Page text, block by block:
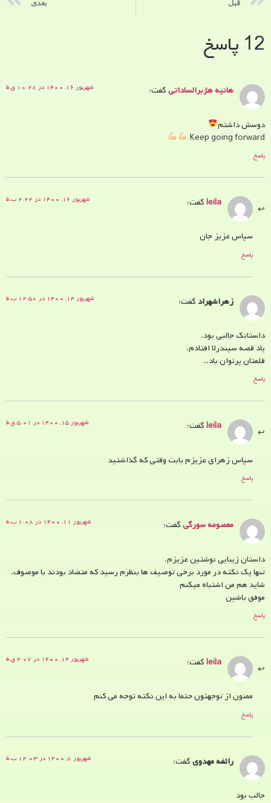
قبل بعدی
12 پاسخ
هانيه هژبرالساداتيگفت: شهریور ۱۶, ۱۴۰۰ در ۱۰:۲۸ ق.ظ
دوسش داشتم
Keep going forward
پاسخ
leilaگفت: شهریور ۱۶, ۱۴۰۰ در ۲:۲۲ ب.ظ
سپاس عزیز جان
پاسخ
زهراشهراد گفت: شهریور ۱۴, ۱۴۰۰ در ۱۲:۵۰ ب.ظ
داستانک جالبی بود.
یاد قصه سیندرلا افتادم.
قلمتان پرتوان باد..
پاسخ
leilaگفت: شهریور ۱۵, ۱۴۰۰ در ۵:۰۱ ق.ظ
سپاس زهرای عزیزم بابت وقتی که گذاشتید
پاسخ
معصومه سورگیگفت: شهریور ۱۱, ۱۴۰۰ در ۱:۰۸ ب.ظ
داستان زیبایی نوشتین عزیزم.
تنها یک نکته در مورد برخی توصیف ها بنظرم رسید که متضاد بودند با موصوف.
شاید هم من اشتباه میکنم
موفق باشین
پاسخ
leilaگفت: شهریور ۱۴, ۱۴۰۰ در ۴:۰۷ ق.ظ
ممنون از توجهتون حتما به این نکته توجه می کنم
پاسخ
رائفه مهدویگفت: شهریور ۸, ۱۴۰۰ در ۱۲:۰۳ ب.ظ
جالب بود